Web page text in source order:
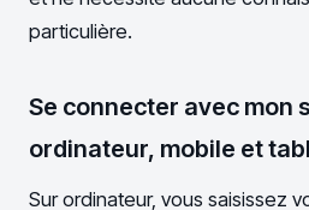
particulière.
Se connecter avec mon
ordinateur, mobile et
Sur ordinateur, vous saisissez